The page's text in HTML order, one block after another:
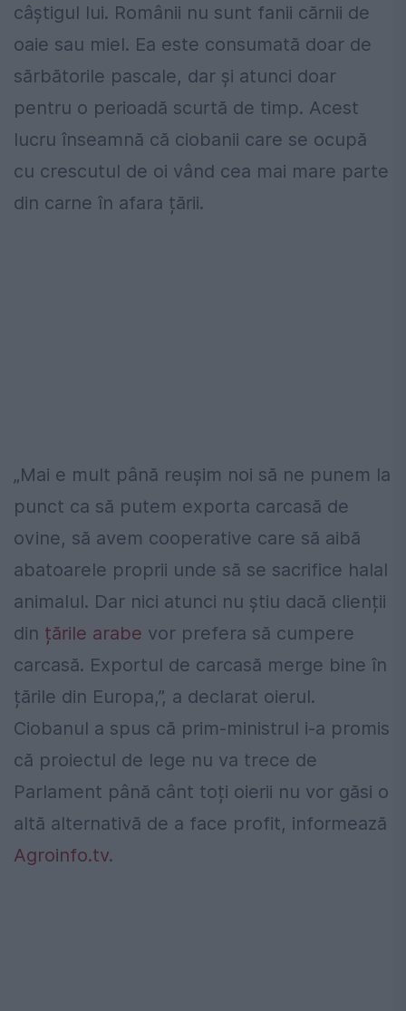
câștigul lui. Românii nu sunt fanii cărnii de
oaie sau miel. Ea este consumată doar de
sărbătorile pascale, dar și atunci doar
pentru o perioadă scurtă de timp. Acest
lucru înseamnă că ciobanii care se ocupă
cu crescutul de oi vând cea mai mare parte
din carne în afara țării.
„Mai e mult până reușim noi să ne punem la
punct ca să putem exporta carcasă de
ovine, să avem cooperative care să aibă
abatoarele proprii unde să se sacrifice halal
animalul. Dar nici atunci nu știu dacă clienții
din țările arabe vor prefera să cumpere
carcasă. Exportul de carcasă merge bine în
țările din Europa,”, a declarat oierul.
Ciobanul a spus că prim-ministrul i-a promis
că proiectul de lege nu va trece de
Parlament până cânt toți oierii nu vor găsi o
altă alternativă de a face profit, informează
Agroinfo.tv.